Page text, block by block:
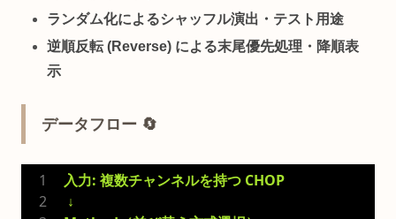
ランダム化によるシャッフル演出・テスト用途
逆順反転 (Reverse) による末尾優先処理・降順表
示
データフロー 🔄
入力: 複数チャンネルを持つ CHOP
↓